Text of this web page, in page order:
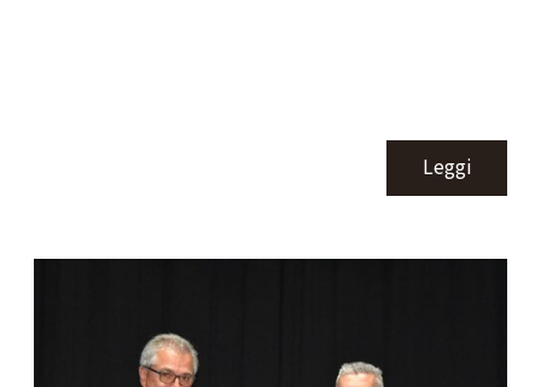
Leggi